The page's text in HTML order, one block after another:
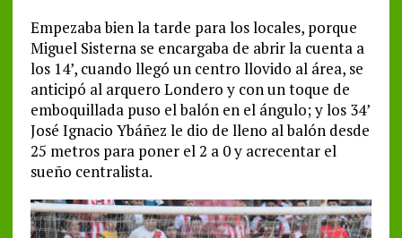
Empezaba bien la tarde para los locales, porque
Miguel Sisterna se encargaba de abrir la cuenta a
los 14’, cuando llegó un centro llovido al área, se
anticipó al arquero Londero y con un toque de
emboquillada puso el balón en el ángulo; y los 34’
José Ignacio Ybáñez le dio de lleno al balón desde
25 metros para poner el 2 a 0 y acrecentar el
sueño centralista.